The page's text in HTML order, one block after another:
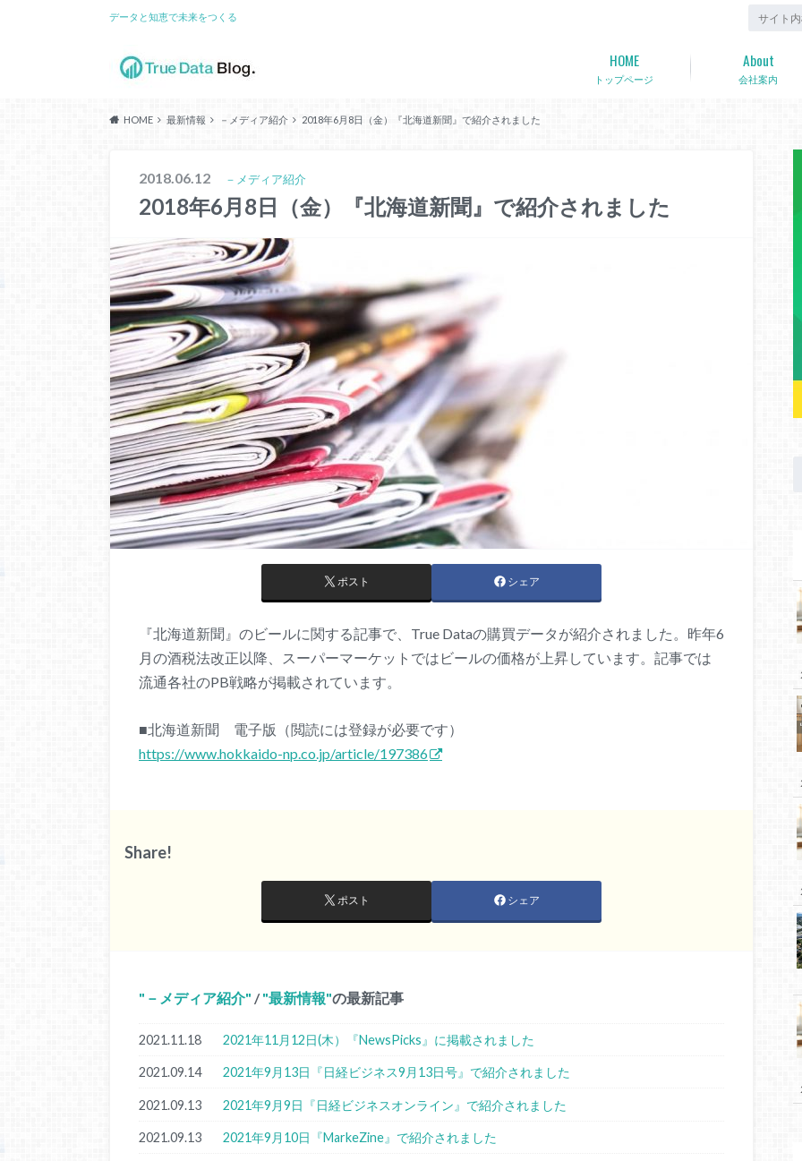
データと知恵で未来をつくる
トップページ
HOME
会社案内
About
HOME 最新情報 －メディア紹介 2018年6月8日（金）『北海道新聞』で紹介されました
2018.06.12 －メディア紹介
2018年6月8日（金）『北海道新聞』で紹介されました
ポスト シェア
『北海道新聞』のビールに関する記事で、True Dataの購買データが紹介されました。昨年6
月の酒税法改正以降、スーパーマーケットではビールの価格が上昇しています。記事では
流通各社のPB戦略が掲載されています。
■北海道新聞 電子版（閲読には登録が必要です）
https://www.hokkaido-np.co.jp/article/197386
Share!
ポスト シェア
－メディア紹介 / 最新情報 の最新記事
2021.11.18 2021年11月12日(木）『NewsPicks』に掲載されました
2021.09.14 2021年9月13日『日経ビジネス9月13日号』で紹介されました
2021.09.13 2021年9月9日『日経ビジネスオンライン』で紹介されました
2021.09.13 2021年9月10日『MarkeZine』で紹介されました